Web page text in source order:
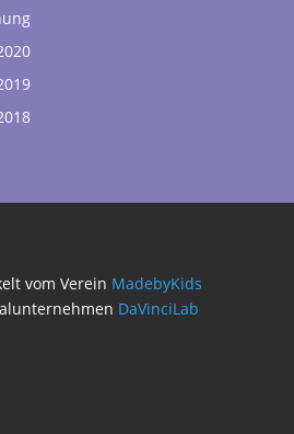
vom Verein MadebyKids
DaVinciLab